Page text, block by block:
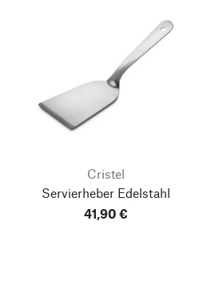
Cristel
Servierheber Edelstahl
41,90 €